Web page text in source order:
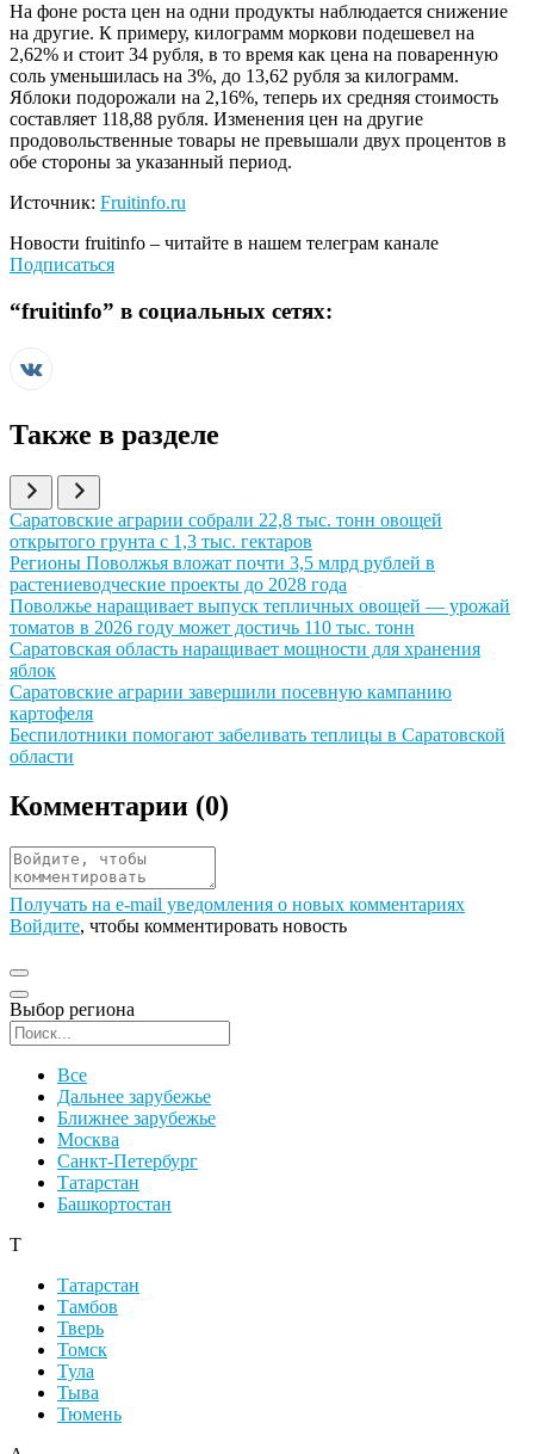
На фоне роста цен на одни продукты наблюдается снижение
на другие. К примеру, килограмм моркови подешевел на
2,62% и стоит 34 рубля, в то время как цена на поваренную
соль уменьшилась на 3%, до 13,62 рубля за килограмм.
Яблоки подорожали на 2,16%, теперь их средняя стоимость
составляет 118,88 рубля. Изменения цен на другие
продовольственные товары не превышали двух процентов в
обе стороны за указанный период.
Источник: Fruitinfo.ru
Новости fruitinfo – читайте в нашем телеграм канале
Подписаться
“fruitinfo” в социальных сетях:
Также в разделе
Иллюстрация новости
Саратовские аграрии собрали 22,8 тыс. тонн овощей
открытого грунта с 1,3 тыс. гектаров
Иллюстрация новости
Регионы Поволжья вложат почти 3,5 млрд рублей в
растениеводческие проекты до 2028 года
Иллюстрация новости
Поволжье наращивает выпуск тепличных овощей — урожай
томатов в 2026 году может достичь 110 тыс. тонн
Иллюстрация новости
Саратовская область наращивает мощности для хранения
яблок
Иллюстрация новости
Саратовские аграрии завершили посевную кампанию
картофеля
Иллюстрация новости
Беспилотники помогают забеливать теплицы в Саратовской
области
Комментарии (0)
Получать на e‑mail уведомления о новых комментариях
Войдите, чтобы комментировать новость
Выбор региона
Все
Дальнее зарубежье
Ближнее зарубежье
Москва
Санкт-Петербург
Татарстан
Башкортостан
Т
Татарстан
Тамбов
Тверь
Томск
Тула
Тыва
Тюмень